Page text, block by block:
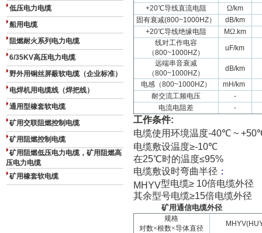
低压电力电缆
船用电缆
阻燃耐火系列电力电缆
6/35KV高压电力电缆
野外用铜丝屏蔽软电缆（企业标准）
电焊机用电缆线（焊把线）
通用型橡套软电缆
矿用交联阻燃控制电缆
矿用阻燃控制电缆
矿用阻燃低压电力电缆，矿用阻燃高
压电力电缆
矿用橡套软电缆
+20℃导线直流电阻 Ω/km
固有衰减(800~1000HZ）
dB/km
+20℃导线绝缘电阻 MΩ.km
线对工作电容
（800~1000HZ）
uF/km
远端串音衰减
（800~1000HZ）
dB/km
电感（800~1000HZ）
mH/km
耐交流工频电压
-
电流电阻差
-
工作条件:
电缆使用环境温度-40℃ ~ +50
电缆敷设温度≥-10℃
在25℃时的温度≤95%
电缆敷设时弯曲半径 ：
MHYV型电缆≥ 10倍电缆外径
其余型号电缆≥15倍电缆外径
矿用通信电缆外径
规格
对数×根数×导体直径